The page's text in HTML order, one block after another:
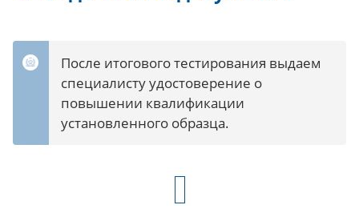
После итогового тестирования выдаем
специалисту удостоверение о
повышении квалификации
установленного образца.